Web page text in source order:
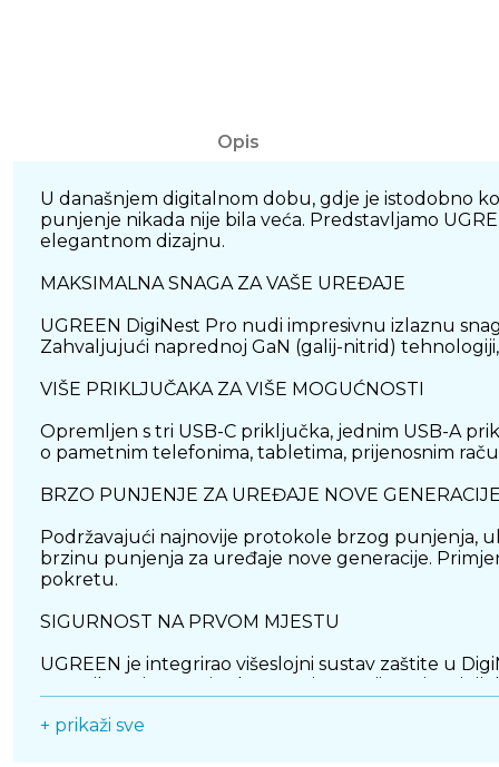
Opis
U današnjem digitalnom dobu, gdje je istodobno
punjenje nikada nije bila veća. Predstavljamo
elegantnom dizajnu.
MAKSIMALNA SNAGA ZA VAŠE UREĐAJE
UGREEN DigiNest Pro nudi impresivnu izlaznu
Zahvaljujući naprednoj GaN (galij-nitrid)
VIŠE PRIKLJUČAKA ZA VIŠE MOGUĆNOSTI
Opremljen s tri USB-C priključka, jednim USB-A
o pametnim telefonima, tabletima, prijenosnim
BRZO PUNJENJE ZA UREĐAJE NOVE GENERACIJE
Podržavajući najnovije protokole brzog punjenja,
brzinu punjenja za uređaje nove generacije.
pokretu.
SIGURNOST NA PRVOM MJESTU
UGREEN je integrirao višeslojni sustav zaštite u
značajke osiguravaju da su vaši uređaji zaštićeni
KOMPAKTAN I ELEGANTAN DIZAJN
+ prikaži sve